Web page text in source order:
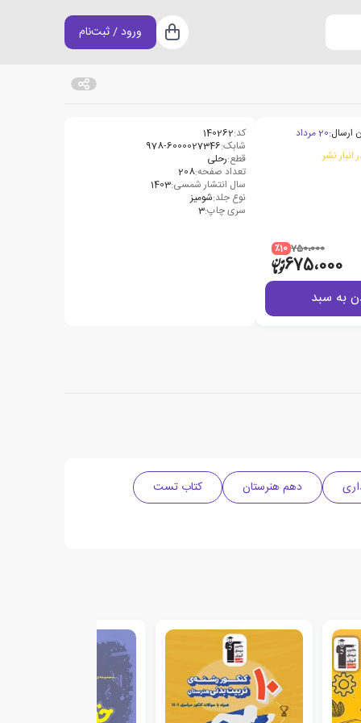
سبد خرید
ورود / ثبت‌نام
ارسال:20 مرداد
انبار نشر
750،000 ٪10
675،000
به سبد
کد:140262
شابک:978-6000027346
قطع:رحلی
تعداد صفحه:208
سال انتشار شمسی:1403
نوع جلد:شومیز
سری چاپ:3
دهم هنرستان
کتاب تست